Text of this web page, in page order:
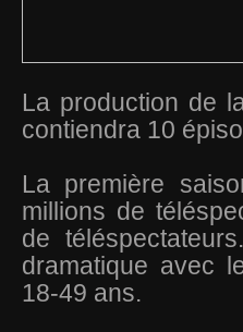
La production de
contiendra 10
La première
millions de
de
dramatique avec
18-49 ans.